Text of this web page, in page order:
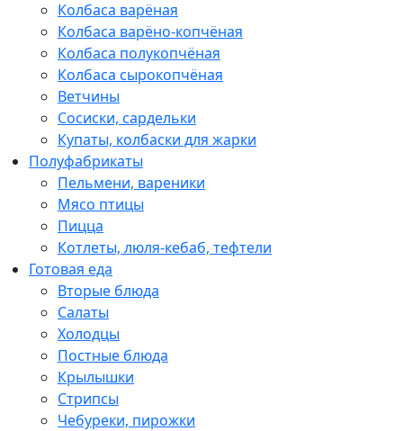
Колбаса варёная
Колбаса варёно-копчёная
Колбаса полукопчёная
Колбаса сырокопчёная
Ветчины
Сосиски, сардельки
Купаты, колбаски для жарки
Полуфабрикаты
Пельмени, вареники
Мясо птицы
Пицца
Котлеты, люля-кебаб, тефтели
Готовая еда
Вторые блюда
Салаты
Холодцы
Постные блюда
Крылышки
Стрипсы
Чебуреки, пирожки